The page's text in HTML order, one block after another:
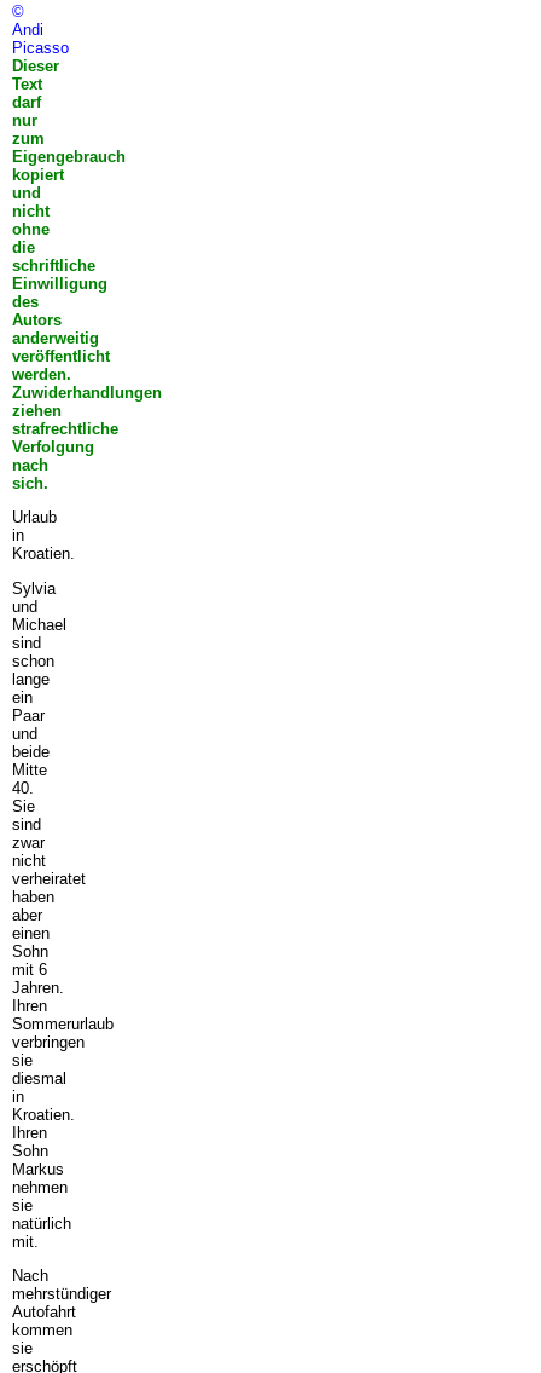
©
Andi
Picasso
Dieser
Text
darf
nur
zum
Eigengebrauch
kopiert
und
nicht
ohne
die
schriftliche
Einwilligung
des
Autors
anderweitig
veröffentlicht
werden.
Zuwiderhandlungen
ziehen
strafrechtliche
Verfolgung
nach
sich.
Urlaub
in
Kroatien.
Sylvia
und
Michael
sind
schon
lange
ein
Paar
und
beide
Mitte
40.
Sie
sind
zwar
nicht
verheiratet
haben
aber
einen
Sohn
mit 6
Jahren.
Ihren
Sommerurlaub
verbringen
sie
diesmal
in
Kroatien.
Ihren
Sohn
Markus
nehmen
sie
natürlich
mit.
Nach
mehrstündiger
Autofahrt
kommen
sie
erschöpft